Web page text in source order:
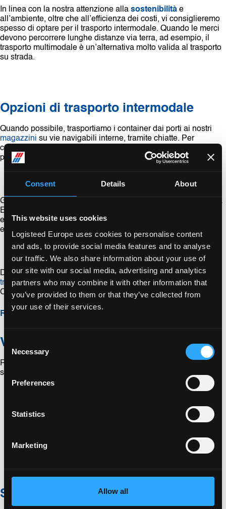
Consent Details About
This website uses cookies
Logisteed Europe uses cookies to personalise content
and ads, to provide social media features and to analyse
our traffic. We also share information about your use of
our site with our social media, advertising and analytics
partners who may combine it with other information that
you’ve provided to them or that they’ve collected from
your use of their services.
Consent
Selection
Necessary
Preferences
Statistics
Marketing
Allow all
In linea con la nostra attenzione alla sostenibilità e
all’ambiente, oltre che all’efficienza dei costi, vi consiglieremo
spesso di optare per il trasporto intermodale. Quando le merci
devono percorrere lunghe distanze via terra, ad esempio, il
trasporto multimodale è un’alternativa molto valida al trasporto
su strada.
Opzioni di trasporto intermodale
Quando possibile, trasportiamo i container dai porti ai nostri
magazzini su vie navigabili interne, tramite chiatte. Per
consegnare le merci nell’entroterra europeo o in destinazioni
più lontane, spesso le trasportiamo su rotaia.
Grazie alla
di hub e terminal container in tutta
Europa, avete sempre la garanzia di un trasporto intermodale
efficiente. Inoltre, LOGISTEED Europe può organizzare il ritiro
e la consegna, se necessario.
Desiderate assistenza per organizzare una combinazione di
trasporto marittimo,trasporto aereoe trasporto su strada?
Contattarci è facile.
Richiesta di preventivo
Vantaggi del trasporto intermodale
Rispetto al
seguenti vantaggi:
Maggiore rapidità
Sea-Air: un’alternativa interessante